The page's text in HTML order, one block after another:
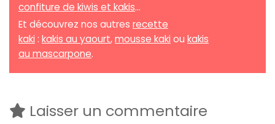
confiture de kiwis et kakis...
Et découvrez nos autres recette
kaki : kakis au yaourt,mousse kaki ou kakis
au mascarpone.
Laisser un commentaire